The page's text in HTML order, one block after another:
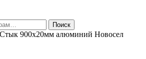
Поиск
Стык 900х20мм алюминий Новосел